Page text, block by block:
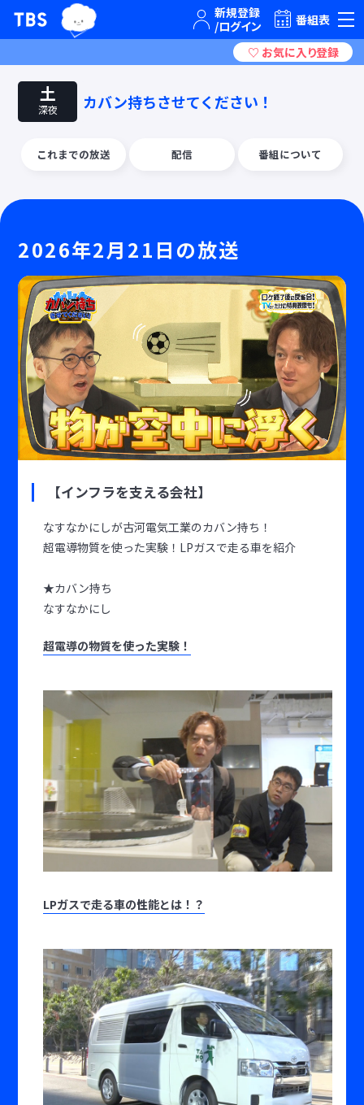
TBSテレビ｜ときめくときを。
TBSグループキャラクター『ワクティ』番組表
土
深夜 カバン持ちさせてください！
これまでの放送 配信 番組について
2026年2月21日の放送
【インフラを支える会社】
なすなかにしが古河電気工業のカバン持ち！
超電導物質を使った実験！LPガスで走る車を紹介
★カバン持ち
なすなかにし
超電導の物質を使った実験！
LPガスで走る車の性能とは！？